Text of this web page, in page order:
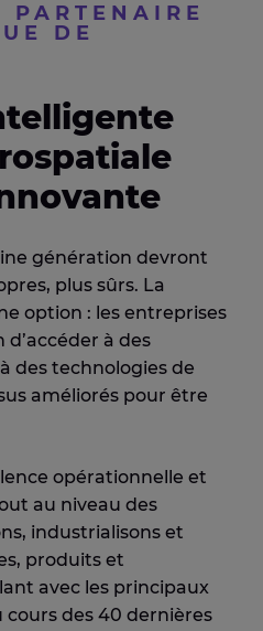
DE
génération devront
plus sûrs. La
option : les entreprises
à des
des technologies de
améliorés pour être
opérationnelle et
au niveau des
industrialisons et
produits et
avec les principaux
cours des 40 dernières